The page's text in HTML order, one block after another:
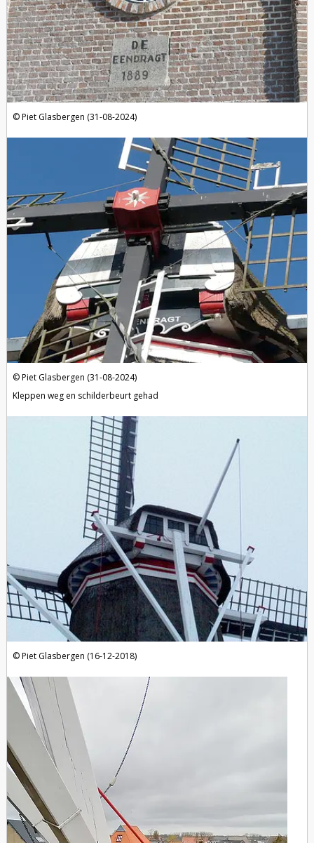
Piet Glasbergen (31-08-2024)
Piet Glasbergen (31-08-2024)
Kleppen weg en schilderbeurt gehad
Piet Glasbergen (16-12-2018)